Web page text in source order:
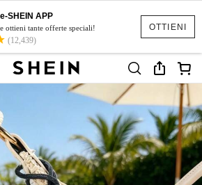
OTTIENI
SHEIN APP
ottieni tante offerte speciali!
(12,439)